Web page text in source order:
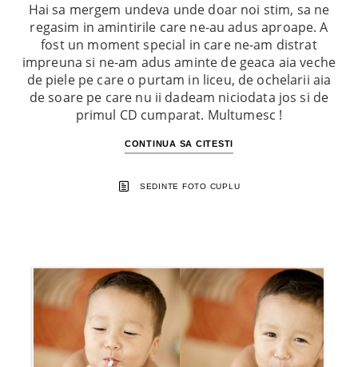
Hai sa mergem undeva unde doar noi stim, sa ne
regasim in amintirile care ne-au adus aproape. A
fost un moment special in care ne-am distrat
impreuna si ne-am adus aminte de geaca aia veche
de piele pe care o purtam in liceu, de ochelarii aia
de soare pe care nu ii dadeam niciodata jos si de
primul CD cumparat. Multumesc !
CONTINUA SA CITESTI
SEDINTE FOTO CUPLU